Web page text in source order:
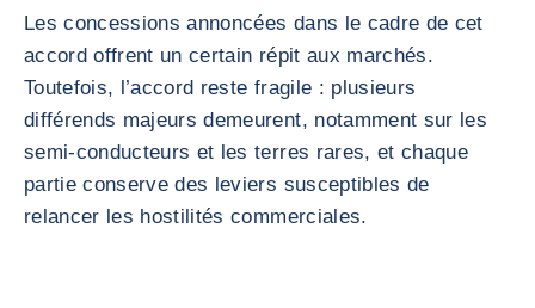
Les concessions annoncées dans le cadre de cet
accord offrent un certain répit aux marchés.
Toutefois, l’accord reste fragile : plusieurs
différends majeurs demeurent, notamment sur les
semi-conducteurs et les terres rares, et chaque
partie conserve des leviers susceptibles de
relancer les hostilités commerciales.